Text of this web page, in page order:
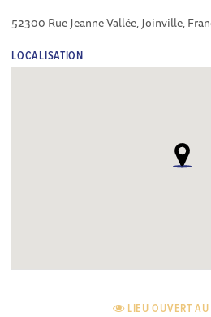
52300 Rue Jeanne Vallée, Joinville,
LOCALISATION
LIEU OUVERT